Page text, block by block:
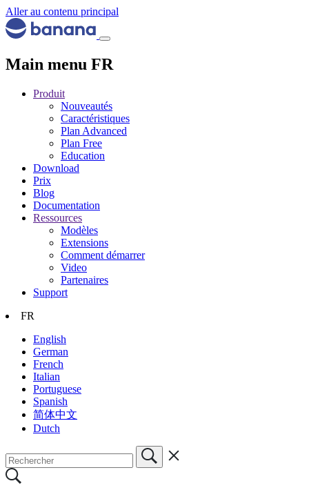
Aller au contenu principal
Main menu FR
Produit
Nouveautés
Caractéristiques
Plan Advanced
Plan Free
Education
Download
Prix
Blog
Documentation
Ressources
Modèles
Extensions
Comment démarrer
Video
Partenaires
Support
FR
English
German
French
Italian
Portuguese
Spanish
简体中文
Dutch